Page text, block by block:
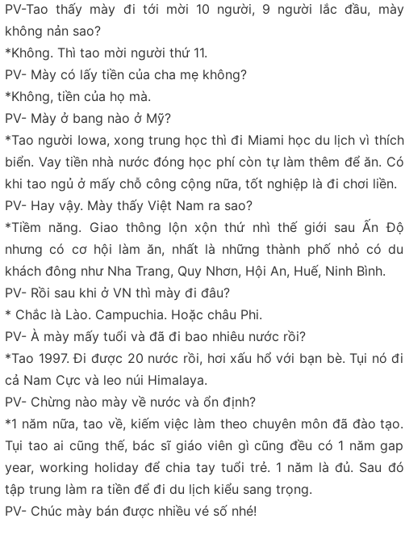
PV-Tao thấy mày đi tới mời 10 người, 9 người lắc đầu, mày
không nản sao?
*Không. Thì tao mời người thứ 11.
PV- Mày có lấy tiền của cha mẹ không?
*Không, tiền của họ mà.
PV- Mày ở bang nào ở Mỹ?
*Tao người Iowa, xong trung học thì đi Miami học du lịch vì thích
biển. Vay tiền nhà nước đóng học phí còn tự làm thêm để ăn. Có
khi tao ngủ ở mấy chỗ công cộng nữa, tốt nghiệp là đi chơi liền.
PV- Hay vậy. Mày thấy Việt Nam ra sao?
*Tiềm năng. Giao thông lộn xộn thứ nhì thế giới sau Ấn Độ
nhưng có cơ hội làm ăn, nhất là những thành phố nhỏ có du
khách đông như Nha Trang, Quy Nhơn, Hội An, Huế, Ninh Bình.
PV- Rồi sau khi ở VN thì mày đi đâu?
* Chắc là Lào. Campuchia. Hoặc châu Phi.
PV- À mày mấy tuổi và đã đi bao nhiêu nước rồi?
*Tao 1997. Đi được 20 nước rồi, hơi xấu hổ với bạn bè. Tụi nó đi
cả Nam Cực và leo núi Himalaya.
PV- Chừng nào mày về nước và ổn định?
*1 năm nữa, tao về, kiếm việc làm theo chuyên môn đã đào tạo.
Tụi tao ai cũng thế, bác sĩ giáo viên gì cũng đều có 1 năm gap
year, working holiday để chia tay tuổi trẻ. 1 năm là đủ. Sau đó
tập trung làm ra tiền để đi du lịch kiểu sang trọng.
PV- Chúc mày bán được nhiều vé số nhé!